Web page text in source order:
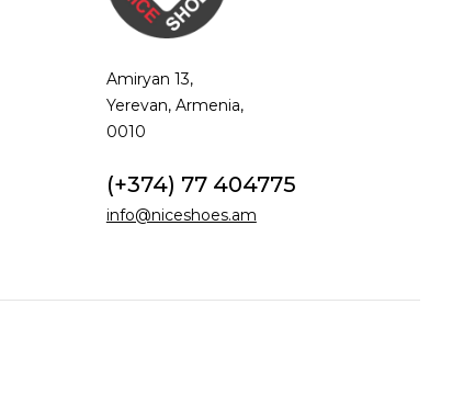
Amiryan 13,
Yerevan, Armenia,
0010
(+374) 77 404775
info@niceshoes.am